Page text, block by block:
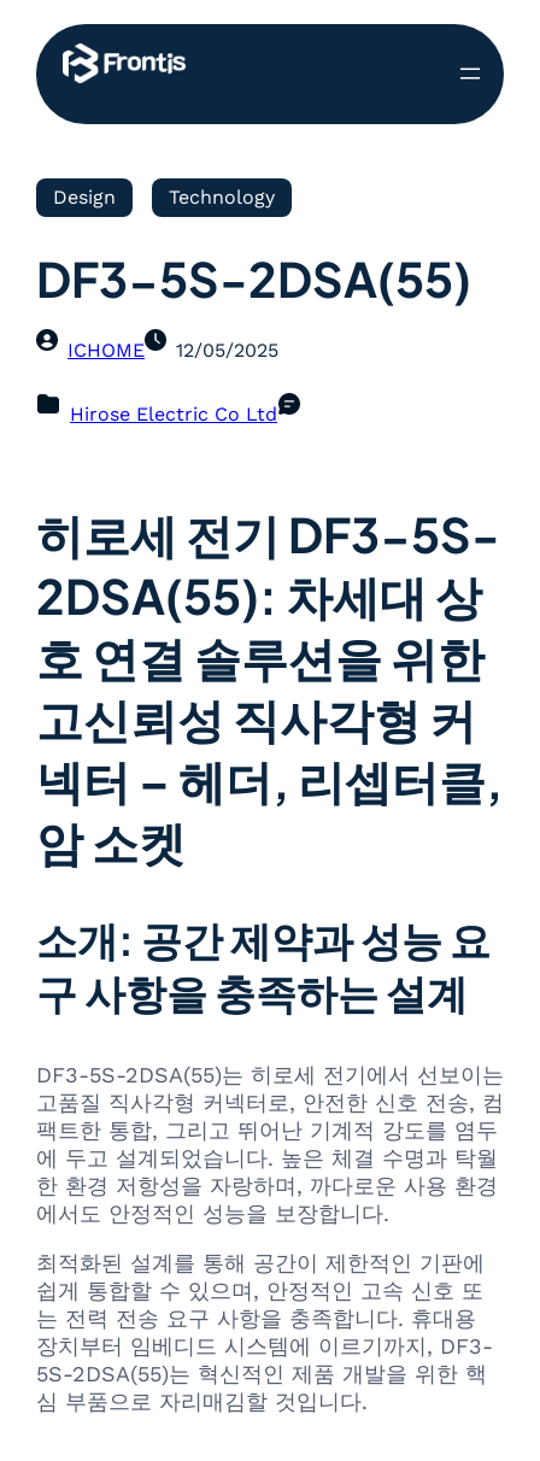
Design Technology
DF3-5S-2DSA(55)
ICHOME 12/05/2025
Hirose Electric Co Ltd
히로세 전기 DF3-5S-
2DSA(55): 차세대 상
호 연결 솔루션을 위한
고신뢰성 직사각형 커
넥터 – 헤더, 리셉터클,
암 소켓
소개: 공간 제약과 성능 요
구 사항을 충족하는 설계
DF3-5S-2DSA(55)는 히로세 전기에서 선보이는
고품질 직사각형 커넥터로, 안전한 신호 전송, 컴
팩트한 통합, 그리고 뛰어난 기계적 강도를 염두
에 두고 설계되었습니다. 높은 체결 수명과 탁월
한 환경 저항성을 자랑하며, 까다로운 사용 환경
에서도 안정적인 성능을 보장합니다.
최적화된 설계를 통해 공간이 제한적인 기판에
쉽게 통합할 수 있으며, 안정적인 고속 신호 또
는 전력 전송 요구 사항을 충족합니다. 휴대용
장치부터 임베디드 시스템에 이르기까지, DF3-
5S-2DSA(55)는 혁신적인 제품 개발을 위한 핵
심 부품으로 자리매김할 것입니다.